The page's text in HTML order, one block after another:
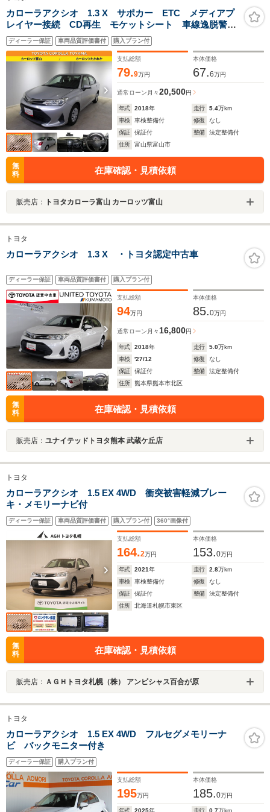
カローラアクシオ 1.3 X サポカー ETC メディアプ
レイヤー接続 CD再生 モケットシート 車線逸脱警
報 横滑り防止装置 先進ライト パワーウィンドウ
パワーステアリング キーレスエントリー イモビライ
ザー
ディーラー保証 車両品質評価書付 購入プラン付
支払総額
79.9万円
本体価格
67.6万円
通常ローン 月々20,500円
年式 2018年 走行 5.4万km
車検
車検整備付 修復
なし
保証
保証付 整備
法定整備付
住所
富山県富山市
無
料
在庫確認・見積依頼
販売店： トヨタカローラ富山 カーロッツ富山
トヨタ
カローラアクシオ 1.3 X ・トヨタ認定中古車
ディーラー保証 車両品質評価書付 購入プラン付
支払総額
94万円
本体価格
85.0万円
通常ローン 月々16,800円
年式 2018年 走行 5.0万km
車検
'27/12 修復
なし
保証
保証付 整備
法定整備付
住所
熊本県熊本市北区
無
料
在庫確認・見積依頼
販売店： ユナイテッドトヨタ熊本 武蔵ケ丘店
トヨタ
カローラアクシオ 1.5 EX 4WD 衝突被害軽減ブレー
キ・メモリーナビ付
ディーラー保証 車両品質評価書付 購入プラン付 360°画像付
支払総額
164.2万円
本体価格
153.0万円
年式 2021年 走行 2.8万km
車検
車検整備付 修復
なし
保証
保証付 整備
法定整備付
住所
北海道札幌市東区
無
料
在庫確認・見積依頼
販売店： ＡＧＨトヨタ札幌（株） アンビシャス百合が原
トヨタ
カローラアクシオ 1.5 EX 4WD フルセグメモリーナ
ビ バックモニター付き
ディーラー保証 購入プラン付
支払総額
195万円
本体価格
185.0万円
年式 2025年 走行 0.7万km